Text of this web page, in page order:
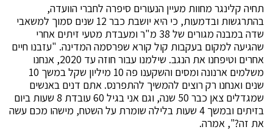
תחיה קלינגר מחוות מעיין הנעורים סיפרה לחברי הוועדה,
בהתרגשות ובדמעות, כי היא יושבת כבר 12 שנים סמוך למשאבי
שדה במבנה מגורים של 38 מ"ר ומעבדת מטעי זיתים אחרי
שהגיעה למקום בעקבות קול קורא שפרסמה המדינה. "עזבנו חיים
אחרים וטיפחנו את הנגב. שילמנו עבור חוזה עד 2020, אנחנו
משלמים ארנונה ומסים והשקענו פה 10 מיליון שקל במשך 10
שנים ואנחנו רק רוצים להמשיך להתפרנס. אתם דנים באנשים
שמגדלים צאן כבר 50 שנה, וגם אני בגיל 60 עובדת 8 שעות ביום
בזיתים ובמשך 4 שעות בלילה שומרת על השטח, מישהו מכם עשה
את זה?", אמרה.